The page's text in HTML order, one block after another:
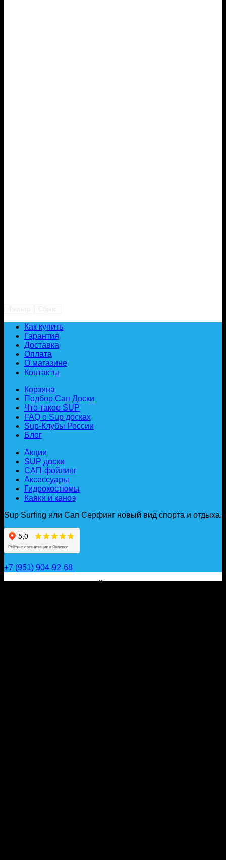
Как купить
Гарантия
Доставка
Оплата
О магазине
Контакты
Корзина
Подбор Сап Доски
Что такое SUP
FAQ о Sup досках
Sup-Клубы России
Блог
Акции
SUP доски
САП-фойлинг
Аксессуары
Гидрокостюмы
Каяки и каноэ
Sup Surfing или Сап Серфинг новый вид спорта и отдыха.
+7 (951) 904-92-68